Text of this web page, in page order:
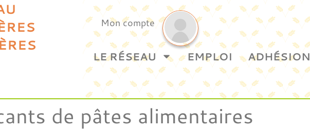
Mon compte
LE RÉSEAU EMPLOI ADHÉSION
de pâtes alimentaires